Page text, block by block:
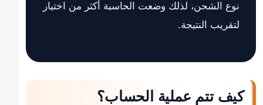
نوع الشحن، لذلك وضعت الحاسبة أكثر من اختيار
لتقريب النتيجة.
كيف تتم عملية الحساب؟